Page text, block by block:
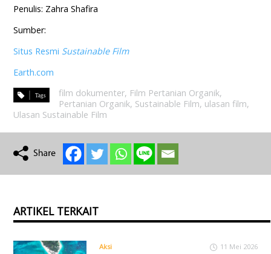
Penulis: Zahra Shafira
Sumber:
Situs Resmi Sustainable Film
Earth.com
film dokumenter, Film Pertanian Organik,
Pertanian Organik, Sustainable Film, ulasan film,
Ulasan Sustainable Film
ARTIKEL TERKAIT
Aksi 11 Mei 2026